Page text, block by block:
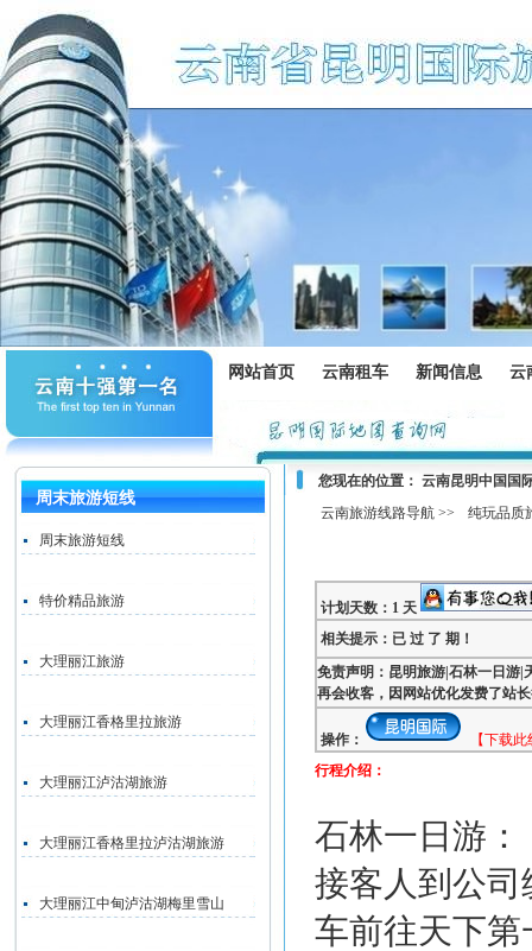
网站首页 云南租车 新闻信息 云
周末旅游短线
周末旅游短线
特价精品旅游
大理丽江旅游
大理丽江香格里拉旅游
大理丽江泸沽湖旅游
大理丽江香格里拉泸沽湖旅游
大理丽江中甸泸沽湖梅里雪山
您现在的位置： 云南昆明中国国
云南旅游线路导航 >>
纯玩品质
计划天数：1 天
相关提示：已 过 了 期！
免责声明：昆明旅游|石林一日游|
再会收客，因网站优化发费了站
操作：
【下载
行程介绍：
石林一日游：
接客人到公
车前往天下